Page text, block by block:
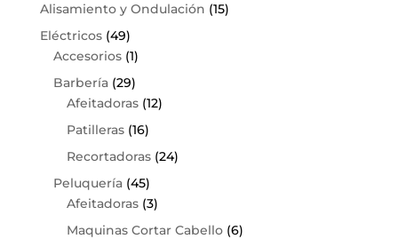
Alisamiento y Ondulación (15)
Eléctricos (49)
Accesorios (1)
Barbería (29)
Afeitadoras (12)
Patilleras (16)
Recortadoras (24)
Peluquería (45)
Afeitadoras (3)
Maquinas Cortar Cabello (6)